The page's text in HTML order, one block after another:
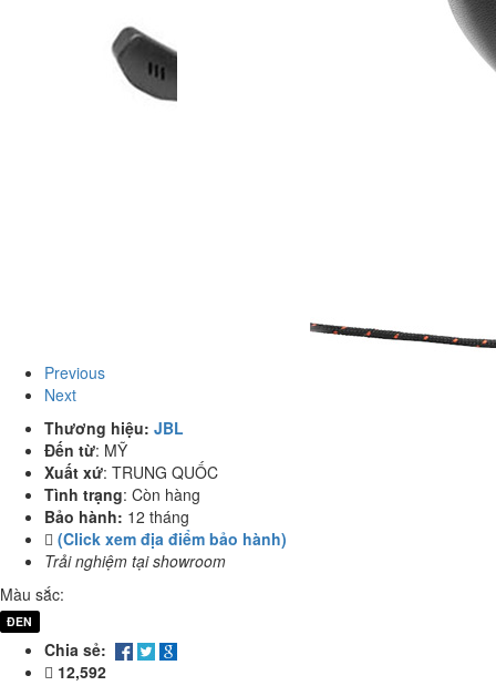
Previous
Next
Thương hiệu: JBL
Đến từ: MỸ
Xuất xứ: TRUNG QUỐC
Tình trạng: Còn hàng
Bảo hành: 12 tháng
(Click xem địa điểm bảo hành)
Trải nghiệm tại showroom
Màu sắc:
ĐEN
Chia sẻ:
12,592